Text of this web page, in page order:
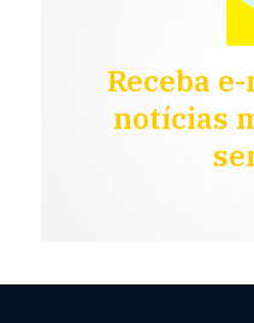
Receba
notícias